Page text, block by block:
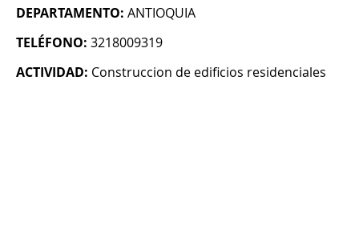
DEPARTAMENTO: ANTIOQUIA
TELÉFONO: 3218009319
ACTIVIDAD: Construccion de edificios residenciales